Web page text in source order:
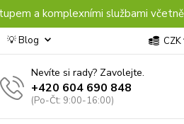
a komplexními službami
💡 Blog CZK
Nevíte si rady? Zavolejte.
+420 604 690 848
(Po-Čt: 9:00-16:00)